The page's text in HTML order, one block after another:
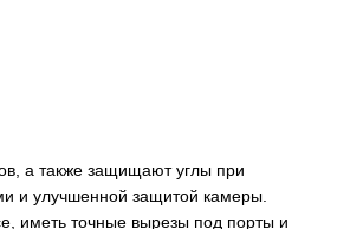
а также защищают углы при
и улучшенной защитой камеры.
иметь точные вырезы под порты и